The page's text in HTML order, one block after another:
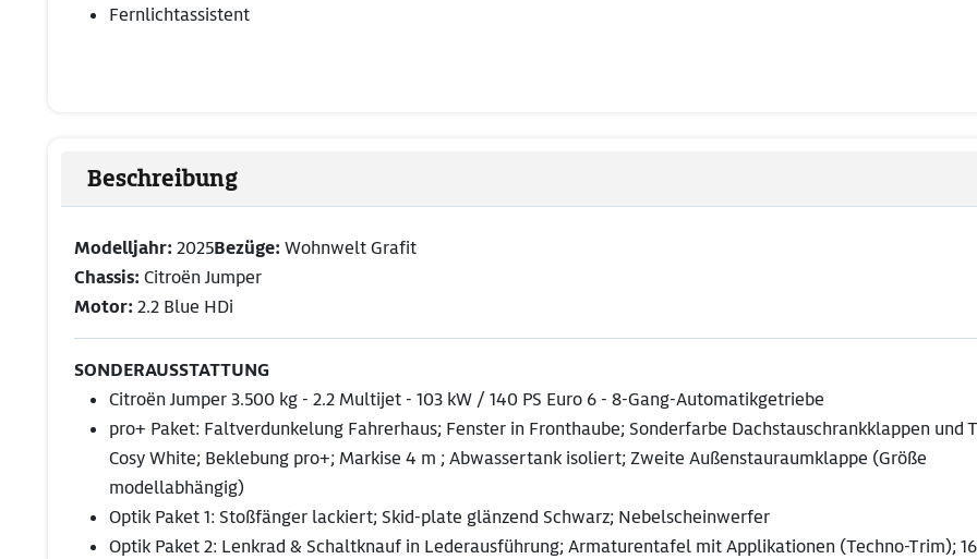
Fernlichtassistent
Beschreibung
Modelljahr: 2025Bezüge: Wohnwelt Grafit
Chassis: Citroën Jumper
Motor: 2.2 Blue HDi
SONDERAUSSTATTUNG
Citroën Jumper 3.500 kg - 2.2 Multijet - 103 kW / 140 PS Euro 6 - 8-Gang-Automatikgetriebe
pro+ Paket: Faltverdunkelung Fahrerhaus; Fenster in Fronthaube; Sonderfarbe Dachstauschrankklappen und
Cosy White; Beklebung pro+; Markise 4 m ; Abwassertank isoliert; Zweite Außenstauraumklappe (Größe
modellabhängig)
Optik Paket 1: Stoßfänger lackiert; Skid-plate glänzend Schwarz; Nebelscheinwerfer
Optik Paket 2: Lenkrad & Schaltknauf in Lederausführung; Armaturentafel mit Applikationen (Techno-Trim);